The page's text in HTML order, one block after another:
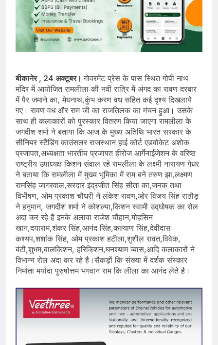
बीकानेर , 24 अक्टूबर।गोवरमेंट प्रेस के पास स्थित गोपी नाथ
मंदिर में आयोजित रामलीला की नवीं रात्रि में अंगद का रावण दरबार
में पैर जमाने का, मेघनाथ,कुंभ करण वध सहित कई दृश्य दिखलाये
गए। रावण वध और राम जी का राजतिलक का मंचन हुआ। उसके
साथ ही कलाकारों को पुरस्कार वितरण किया जाएगा रामलीला के
जगदीश शर्मा ने बताया कि आज के मुख्य अतिथि भारत सरकार के
सीनियर स्टैंडिंग काउंसलर राजस्थान हाई कोर्ट एडवोकेट अशोक
प्रजापत,अध्यक्षता भारतीय प्रजापत हीरोज आर्गेनाईजेशन के वरिष्ठ
राष्ट्रीय उपाध्यक्ष किशन संवाल रहे रामलीला के लक्ष्मी नारायण गेधर
ने बताया कि रामलीला में मुख्य भूमिका में राम बने तरुण झा,लक्ष्मण
रामसिंह जागरवाल,सरदार इंद्रजीत सिंह सीता का,जनक तथा
विभीषण, ओम प्रकाश चौधरी ने लंकेश रावण,ओर विजय सिंह राठौड़
ने हनुमान, जगदीश शर्मा ने कोशल्या,किशन स्वामी उद्घोषक का रोल
अदा कर रहे है इनके अलावा राजेश चौहान,मोहसिन
खान,दयाराम,शंकर सिंह,आनंद सिंह,कल्याण सिंह,देवीदास
कश्यप,शशांक सिंह, ओम प्रकाश हटीला,शुशील रावत,विवेक,
बंटी,शुभम,बालकिशन, हरिकिशन,घनश्याम व्यास,आदि कलाकारों ने
विभान्न रोल अदा कर रहे है।सैकड़ों कि संख्या में दर्शक संस्कार
निर्माता मर्यादा पुरुषोत्तम भगवान राम कि लीला का आनंद लेते है।